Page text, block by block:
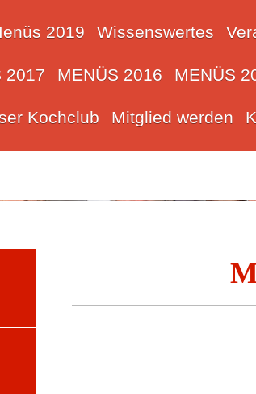
2019 Wissenswertes
2017 MENÜS 2016 MENÜS
Kochclub Mitglied werden